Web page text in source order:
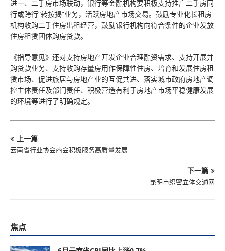
进一、二手房市场联动，银行等金融机构要积极支持推广二手房同
行或跨行“转按揭”业务，活跃房地产市场交易。鼓励专业化长租房
机构收购二手住房出租经营，鼓励银行机构向符合条件的企业发放
住房租赁团体购房贷款。
《指导意见》还对支持房地产开发企业合理融资需求、支持开展并
购贷款业务、支持收购存量房用作保障性住房、培育和发展住房租
赁市场、促进旅居与房地产业的互促共进、落实城市政府房地产调
控主体责任及部门责任、积极营造有利于房地产市场平稳健康发展
的环境等进行了明确规定。
上一篇
云南省行业协会商会积极服务高质量发展
下一篇
昆明市织密立体交通网
焦点